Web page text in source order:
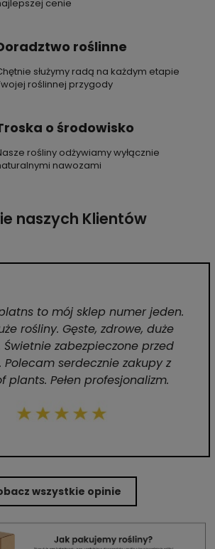
cenie
roślinne
służymy radą na każdym etapie
roślinnej przygody
o środowisko
rośliny odżywiamy wyłącznie
nawozami
naszych Klientów
to mój sklep numer jeden.
rośliny. Gęste, zdrowe, duże
Świetnie zabezpieczone przed
Polecam serdecznie zakupy z
plants. Pełen profesjonalizm.
wszystkie opinie